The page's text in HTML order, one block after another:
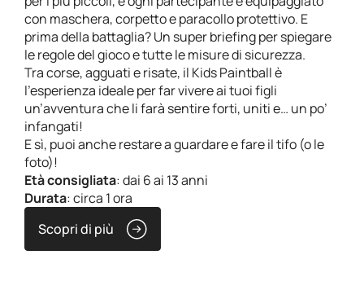
con maschera, corpetto e paracollo protettivo. E
prima della battaglia? Un super briefing per spiegare
le regole del gioco e tutte le misure di sicurezza.
Tra corse, agguati e risate, il Kids Paintball è
l’esperienza ideale per far vivere ai tuoi figli
un’avventura che li farà sentire forti, uniti e… un po’
infangati!
E sì, puoi anche restare a guardare e fare il tifo (o le
foto)!
Età consigliata: dai 6 ai 13 anni
Durata: circa 1 ora
Scopri di più